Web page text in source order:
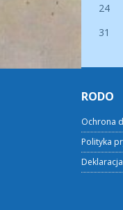
24
31
RODO
Ochrona
Polityka